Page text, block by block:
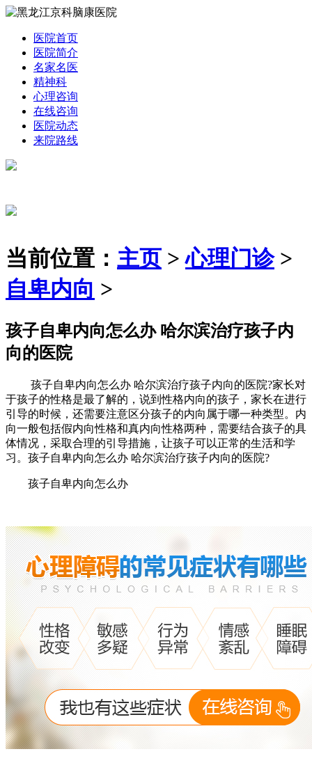
医院首页
医院简介
名家名医
精神科
心理咨询
在线咨询
医院动态
来院路线
当前位置： 主页 >心理门诊>
自卑内向 >
孩子自卑内向怎么办 哈尔滨治疗孩子内
向的医院
孩子自卑内向怎么办 哈尔滨治疗孩子内向的医院?家长对
于孩子的性格是最了解的，说到性格内向的孩子，家长在进行
引导的时候，还需要注意区分孩子的内向属于哪一种类型。内
向一般包括假内向性格和真内向性格两种，需要结合孩子的具
体情况，采取合理的引导措施，让孩子可以正常的生活和学
习。孩子自卑内向怎么办 哈尔滨治疗孩子内向的医院?
孩子自卑内向怎么办